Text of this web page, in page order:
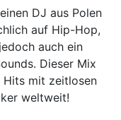
DJ aus Polen
auf Hip-Hop,
auch ein
Dieser Mix
mit zeitlosen
weltweit!